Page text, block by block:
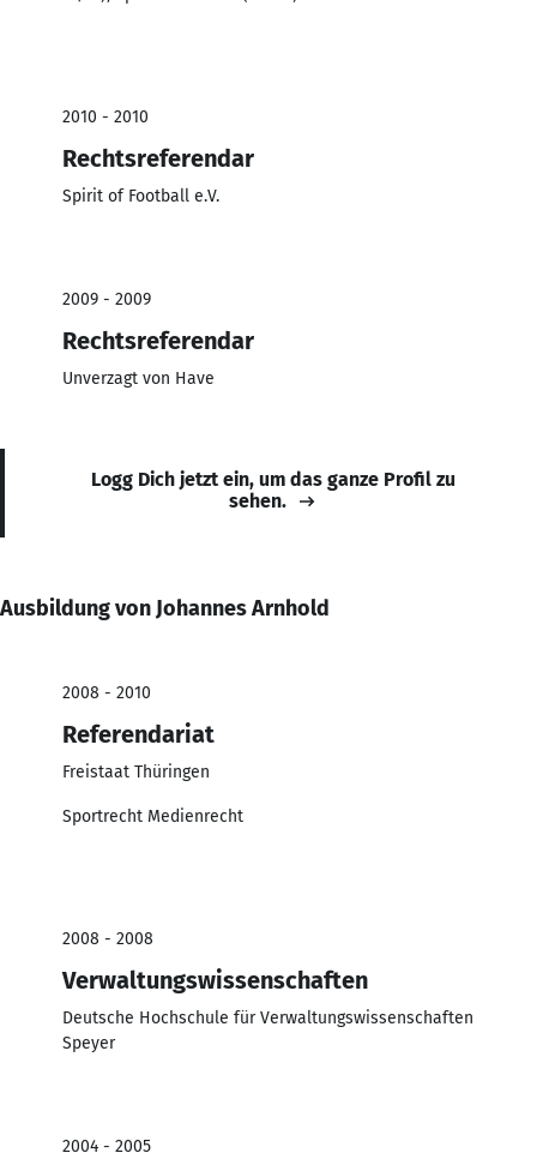
2010 - 2010
Rechtsreferendar
Spirit of Football e.V.
2009 - 2009
Rechtsreferendar
Unverzagt von Have
Logg Dich jetzt ein, um das ganze Profil zu
sehen.
Ausbildung von Johannes Arnhold
2008 - 2010
Referendariat
Freistaat Thüringen
Sportrecht Medienrecht
2008 - 2008
Verwaltungswissenschaften
Deutsche Hochschule für Verwaltungswissenschaften
Speyer
2004 - 2005